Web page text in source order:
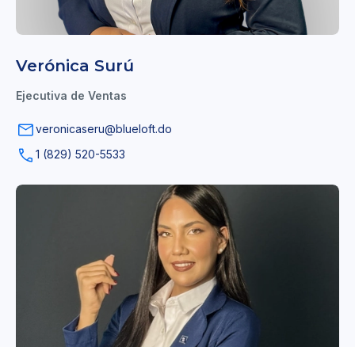
Verónica Surú
Ejecutiva de Ventas
veronicaseru@blueloft.do
1 (829) 520-5533